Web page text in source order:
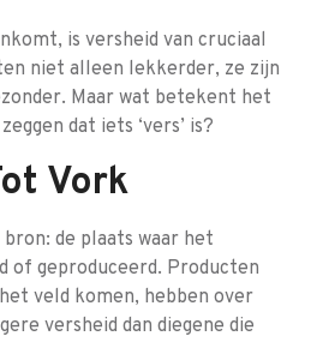
is versheid van cruciaal
niet alleen lekkerder, ze zijn
Maar wat betekent het
dat iets ‘vers’ is?
Vork
de plaats waar het
of geproduceerd. Producten
veld komen, hebben over
versheid dan diegene die